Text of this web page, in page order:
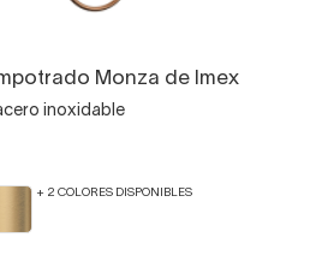
Monza de Imex
inoxidable
+ 2 COLORES DISPONIBLES